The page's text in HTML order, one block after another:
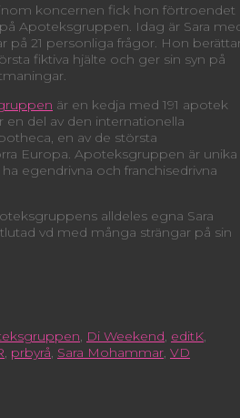
koncernen fick hon förtroendet
Apoteksgruppen. Idag är Sara
på 21 personliga frågor. Hon
fiktiva hjälte och ger sin syn på
är en kedja med 191 apotek
en del av den internationella
en av de största
Europa. Apoteksgruppen är unika
egendrivna och franchisedrivna
alldeles egna Sara
vd med många strängar på sin
Di Weekend editK
prbyrå Sara Mohammar VD